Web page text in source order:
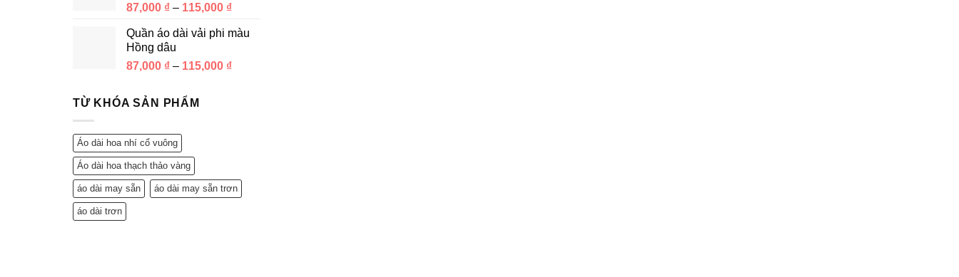
87,000 ₫ – 115,000 ₫
Quần áo dài vải phi màu
Hồng dâu
87,000 ₫ – 115,000 ₫
TỪ KHÓA SẢN PHẨM
Áo dài hoa nhí cổ vuông
Áo dài hoa thạch thảo vàng
áo dài may sẵn áo dài may sẵn trơn
áo dài trơn